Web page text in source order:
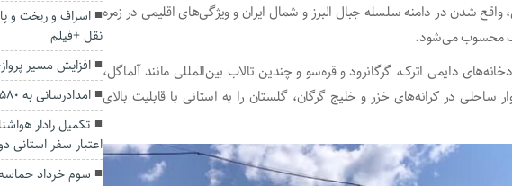
شدن در دامنه سلسله جبال البرز و شمال ایران و ویژگی‌های اقلیمی در زمره
آب محسوب می‌شود.
رودخانه‌های دایمی اترک، گرگانرود و قره‌سو و چندین تالاب بین‌المللی مانند آلماگل،‌
و بیش از ۱۰۰ کیلومتر نوار ساحلی در کرانه‌های خزر و خلیج گرگان، گلستان را به استانی با قابلیت بالای
اسراف و ریخت و
نقل +فیلم
افزایش مسیر
امدادرسانی به ۵۸۰ حادثه دیده سیل در گلستان
تکمیل رادار
اعتبار سفر استانی
سوم خرداد حماسه